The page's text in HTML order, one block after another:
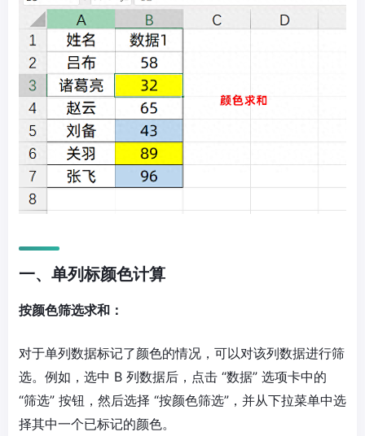
一、单列标颜色计算
按颜色筛选求和：
对于单列数据标记了颜色的情况，可以对该列数据进行筛
选。例如，选中 B 列数据后，点击 “数据” 选项卡中的
“筛选” 按钮，然后选择 “按颜色筛选”，并从下拉菜单中选
择其中一个已标记的颜色。